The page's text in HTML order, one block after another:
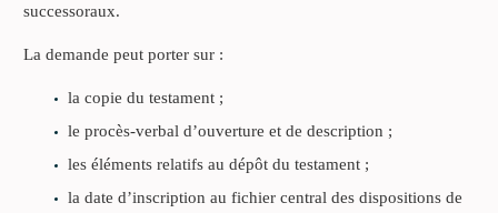
successoraux.
La demande peut porter sur :
la copie du testament ;
le procès-verbal d’ouverture et de description ;
les éléments relatifs au dépôt du testament ;
la date d’inscription au fichier central des dispositions de